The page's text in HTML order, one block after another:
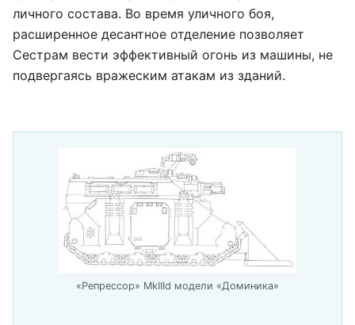
личного состава. Во время уличного боя,
расширенное десантное отделение позволяет
Сестрам вести эффективный огонь из машины, не
подвергаясь вражеским атакам из зданий.
«Репрессор» MkIIId модели «Доминика»